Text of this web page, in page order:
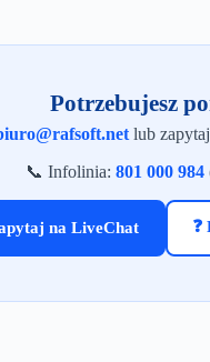
Potrzebujesz
lub
📞 Infolinia: 801 000 984
na LiveChat